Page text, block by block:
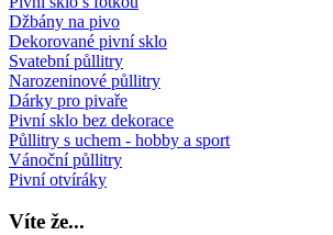
Džbány na pivo
Dekorované pivní sklo
Svatební půllitry
Narozeninové půllitry
Dárky pro pivaře
Pivní sklo bez dekorace
Půllitry s uchem - hobby a sport
Vánoční půllitry
Pivní otvíráky
Víte že...